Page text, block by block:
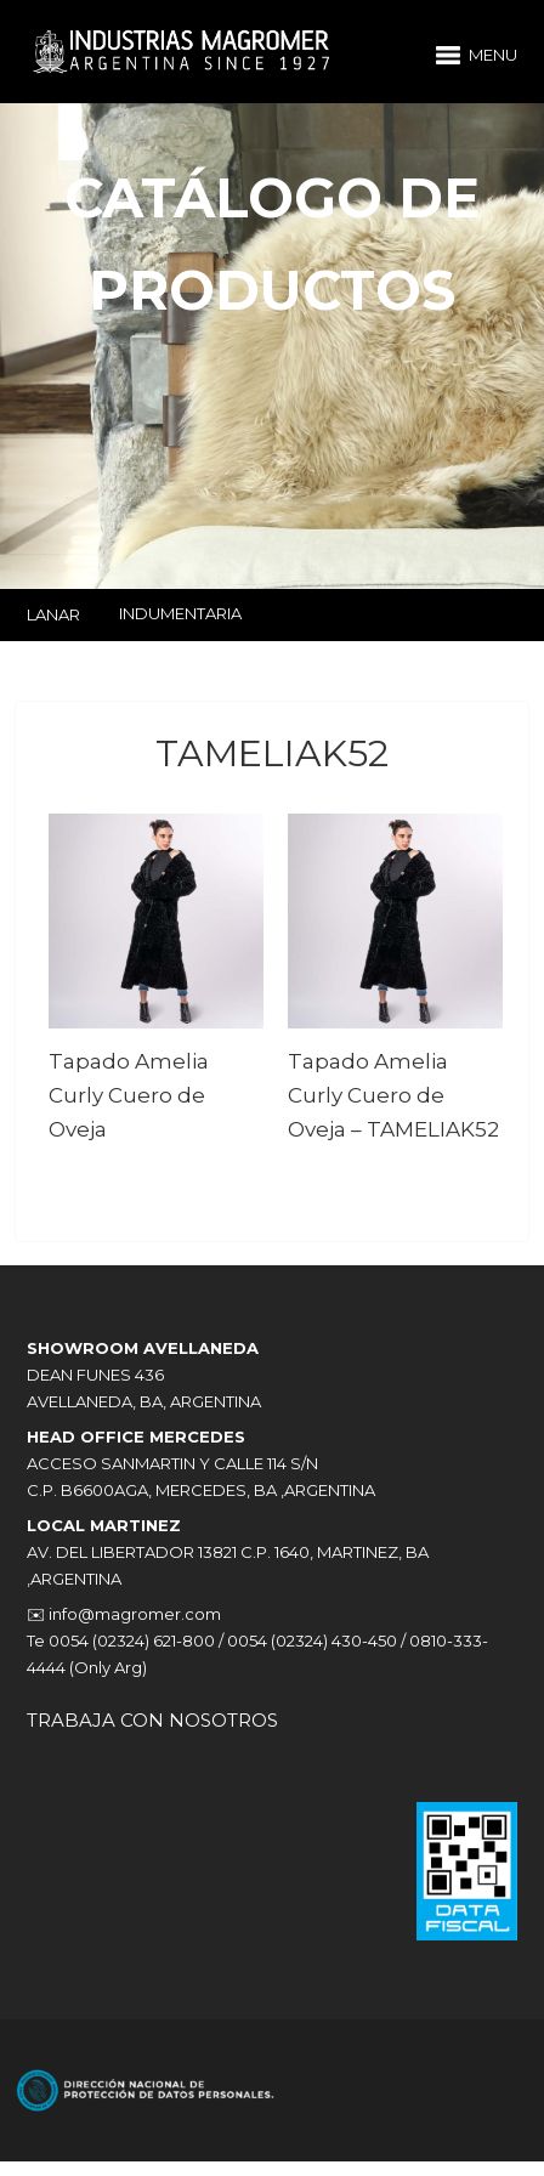
MENU
CATÁLOGO DE
PRODUCTOS
LANAR INDUMENTARIA
TAMELIAK52
Tapado Amelia
Curly Cuero de
Oveja
Tapado Amelia
Curly Cuero de
Oveja – TAMELIAK52
SHOWROOM AVELLANEDA
DEAN FUNES 436
AVELLANEDA, BA, ARGENTINA
HEAD OFFICE MERCEDES
ACCESO SANMARTIN Y CALLE 114 S/N
C.P. B6600AGA, MERCEDES, BA ,ARGENTINA
LOCAL MARTINEZ
AV. DEL LIBERTADOR 13821 C.P. 1640, MARTINEZ, BA
,ARGENTINA
✉️ info@magromer.com
Te 0054 (02324) 621-800 / 0054 (02324) 430-450 / 0810-333-
4444 (Only Arg)
TRABAJA CON NOSOTROS